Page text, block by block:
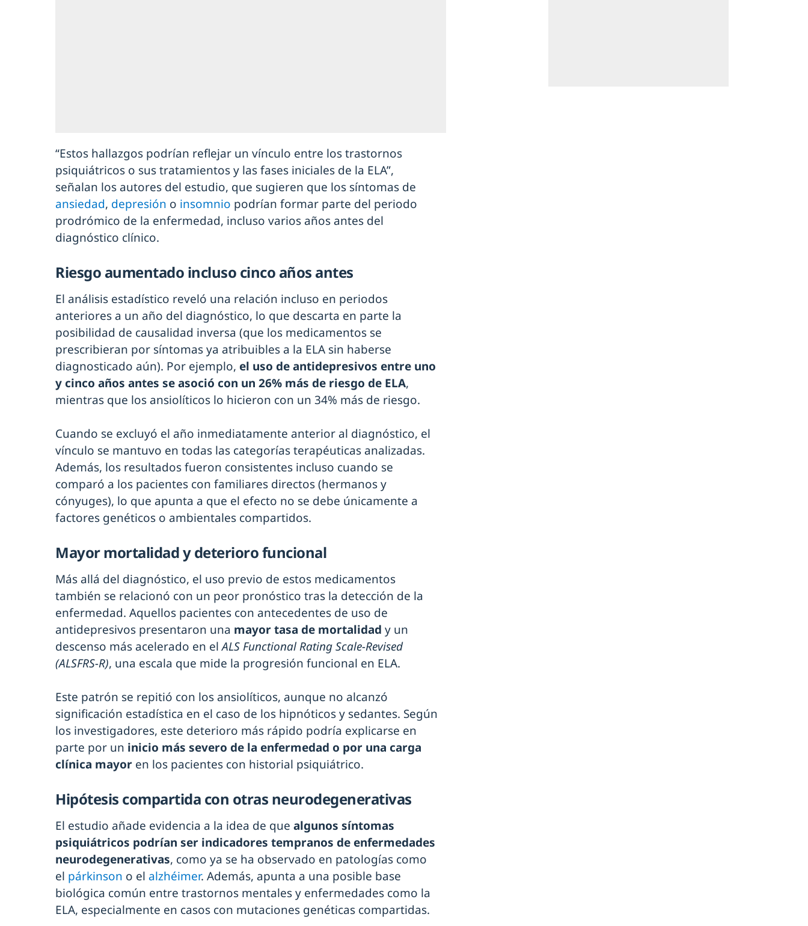
“Estos hallazgos podrían reflejar un vínculo entre los trastornos
psiquiátricos o sus tratamientos y las fases iniciales de la ELA”,
señalan los autores del estudio, que sugieren que los síntomas de
ansiedad, depresión o insomnio podrían formar parte del periodo
prodrómico de la enfermedad, incluso varios años antes del
diagnóstico clínico.
Riesgo aumentado incluso cinco años antes
El análisis estadístico reveló una relación incluso en periodos
anteriores a un año del diagnóstico, lo que descarta en parte la
posibilidad de causalidad inversa (que los medicamentos se
prescribieran por síntomas ya atribuibles a la ELA sin haberse
diagnosticado aún). Por ejemplo, el uso de antidepresivos entre uno
y cinco años antes se asoció con un 26% más de riesgo de ELA,
mientras que los ansiolíticos lo hicieron con un 34% más de riesgo.
Cuando se excluyó el año inmediatamente anterior al diagnóstico, el
vínculo se mantuvo en todas las categorías terapéuticas analizadas.
Además, los resultados fueron consistentes incluso cuando se
comparó a los pacientes con familiares directos (hermanos y
cónyuges), lo que apunta a que el efecto no se debe únicamente a
factores genéticos o ambientales compartidos.
Mayor mortalidad y deterioro funcional
Más allá del diagnóstico, el uso previo de estos medicamentos
también se relacionó con un peor pronóstico tras la detección de la
enfermedad. Aquellos pacientes con antecedentes de uso de
antidepresivos presentaron una mayor tasa de mortalidad y un
descenso más acelerado en elALS Functional Rating Scale-Revised
(ALSFRS-R), una escala que mide la progresión funcional en ELA.
Este patrón se repitió con los ansiolíticos, aunque no alcanzó
significación estadística en el caso de los hipnóticos y sedantes. Según
los investigadores, este deterioro más rápido podría explicarse en
parte por un inicio más severo de la enfermedad o por una carga
clínica mayor en los pacientes con historial psiquiátrico.
Hipótesis compartida con otras neurodegenerativas
El estudio añade evidencia a la idea de que algunos síntomas
psiquiátricos podrían ser indicadores tempranos de enfermedades
neurodegenerativas, como ya se ha observado en patologías como
el párkinson o el alzhéimer. Además, apunta a una posible base
biológica común entre trastornos mentales y enfermedades como la
ELA, especialmente en casos con mutaciones genéticas compartidas.